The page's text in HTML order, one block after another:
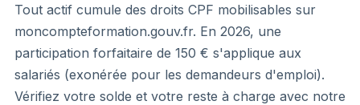
Tout actif cumule des droits CPF mobilisables sur
moncompteformation.gouv.fr. En 2026, une
participation forfaitaire de 150 € s'applique aux
salariés (exonérée pour les demandeurs d'emploi).
Vérifiez votre solde et votre reste à charge avec notre